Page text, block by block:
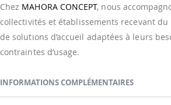
Chez MAHORA CONCEPT, nous
collectivités et établissements recevant
de solutions d’accueil adaptées à leurs
contraintes d’usage.
INFORMATIONS COMPLÉMENTAIRES